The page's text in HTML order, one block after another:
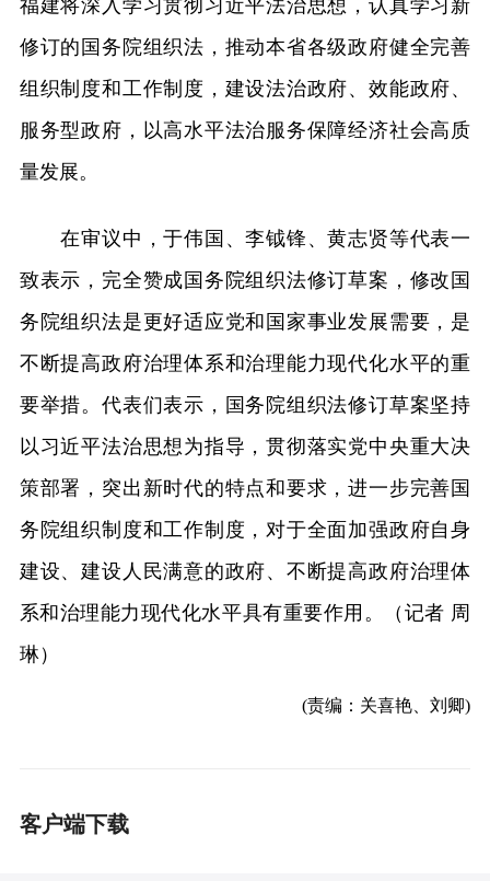
福建将深入学习贯彻习近平法治思想，认真学习新
修订的国务院组织法，推动本省各级政府健全完善
组织制度和工作制度，建设法治政府、效能政府、
服务型政府，以高水平法治服务保障经济社会高质
量发展。
在审议中，于伟国、李钺锋、黄志贤等代表一
致表示，完全赞成国务院组织法修订草案，修改国
务院组织法是更好适应党和国家事业发展需要，是
不断提高政府治理体系和治理能力现代化水平的重
要举措。代表们表示，国务院组织法修订草案坚持
以习近平法治思想为指导，贯彻落实党中央重大决
策部署，突出新时代的特点和要求，进一步完善国
务院组织制度和工作制度，对于全面加强政府自身
建设、建设人民满意的政府、不断提高政府治理体
系和治理能力现代化水平具有重要作用。（记者 周
琳）
(责编：关喜艳、刘卿)
客户端下载